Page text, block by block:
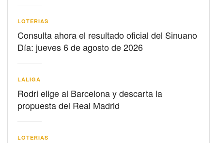
LOTERIAS
Consulta ahora el resultado oficial del Sinuano
Día: jueves 6 de agosto de 2026
LALIGA
Rodri elige al Barcelona y descarta la
propuesta del Real Madrid
LOTERIAS